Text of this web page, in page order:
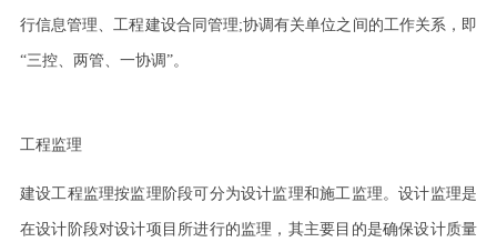
行信息管理、工程建设合同管理;协调有关单位之间的工作关系，即
“三控、两管、一协调”。
工程监理
建设工程监理按监理阶段可分为设计监理和施工监理。设计监理是
在设计阶段对设计项目所进行的监理，其主要目的是确保设计质量